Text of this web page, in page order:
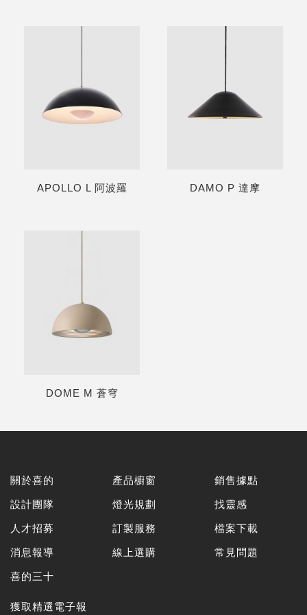
APOLLO L 阿波羅 DAMO P 達摩
DOME M 蒼穹
關於喜的
設計團隊
人才招募
消息報導
喜的三十
產品櫥窗
燈光規劃
訂製服務
線上選購
銷售據點
找靈感
檔案下載
常見問題
獲取精選電子報